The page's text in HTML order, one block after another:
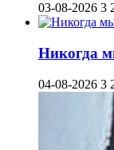
03-08-2026 3
Никогда
04-08-2026 3